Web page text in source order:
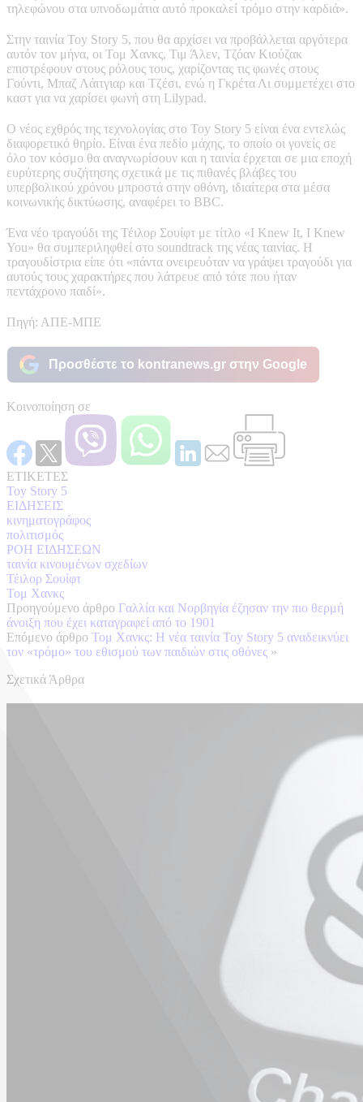
τηλεφώνου στα υπνοδωμάτια αυτό προκαλεί τρόμο στην καρδιά».
Στην ταινία Toy Story 5, που θα αρχίσει να προβάλλεται αργότερα
αυτόν τον μήνα, οι Τομ Χανκς, Τιμ Άλεν, Τζόαν Κιούζακ
επιστρέφουν στους ρόλους τους, χαρίζοντας τις φωνές στους
Γούντι, Μπαζ Λάιτγιαρ και Τζέσι, ενώ η Γκρέτα Λι συμμετέχει στο
καστ για να χαρίσει φωνή στη Lilypad.
Ο νέος εχθρός της τεχνολογίας στο Toy Story 5 είναι ένα εντελώς
διαφορετικό θηρίο. Είναι ένα πεδίο μάχης, το οποίο οι γονείς σε
όλο τον κόσμο θα αναγνωρίσουν και η ταινία έρχεται σε μια εποχή
ευρύτερης συζήτησης σχετικά με τις πιθανές βλάβες του
υπερβολικού χρόνου μπροστά στην οθόνη, ιδιαίτερα στα μέσα
κοινωνικής δικτύωσης, αναφέρει το BBC.
Ένα νέο τραγούδι της Τέιλορ Σουίφτ με τίτλο «I Knew It, I Knew
You» θα συμπεριληφθεί στο soundtrack της νέας ταινίας. Η
τραγουδίστρια είπε ότι «πάντα ονειρευόταν να γράψει τραγούδι για
αυτούς τους χαρακτήρες που λάτρευε από τότε που ήταν
πεντάχρονο παιδί».
Πηγή: ΑΠΕ-ΜΠΕ
Προσθέστε το kontranews.gr στην Google
Κοινοποίηση σε
ΕΤΙΚΕΤΕΣ
Toy Story 5
ΕΙΔΗΣΕΙΣ
κινηματογράφος
πολιτισμός
ΡΟΗ ΕΙΔΗΣΕΩΝ
ταινία κινουμένων σχεδίων
Τέιλορ Σουίφτ
Τομ Χανκς
Προηγούμενο άρθρο Γαλλία και Νορβηγία έζησαν την πιο θερμή
άνοιξη που έχει καταγραφεί από το 1901
Επόμενο άρθρο Τομ Χανκς: Η νέα ταινία Toy Story 5 αναδεικνύει
τον «τρόμο» του εθισμού των παιδιών στις οθόνες »
Σχετικά Άρθρα